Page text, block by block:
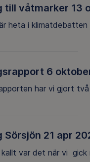
till våtmarker 13
heta i klimatdebatten
6
har vi gjort
Sörsjön 21 apr
var det när vi gick